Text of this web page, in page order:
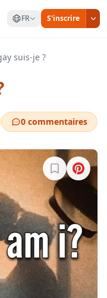
FR S'inscrire
suis-je ?
0 commentaires
Connectez-